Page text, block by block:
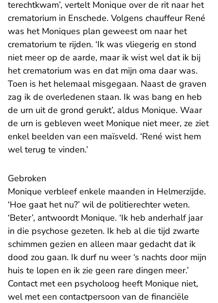
terechtkwam’, vertelt Monique over de rit naar het
crematorium in Enschede. Volgens chauffeur René
was het Moniques plan geweest om naar het
crematorium te rijden. ‘Ik was vliegerig en stond
niet meer op de aarde, maar ik wist wel dat ik bij
het crematorium was en dat mijn oma daar was.
Toen is het helemaal misgegaan. Naast de graven
zag ik de overledenen staan. Ik was bang en heb
de urn uit de grond gerukt’, aldus Monique. Waar
de urn is gebleven weet Monique niet meer, ze ziet
enkel beelden van een maïsveld. ‘René wist hem
wel terug te vinden.’
Gebroken
Monique verbleef enkele maanden in Helmerzijde.
‘Hoe gaat het nu?’ wil de politierechter weten.
‘Beter’, antwoordt Monique. ‘Ik heb anderhalf jaar
in die psychose gezeten. Ik heb al die tijd zwarte
schimmen gezien en alleen maar gedacht dat ik
dood zou gaan. Ik durf nu weer ‘s nachts door mijn
huis te lopen en ik zie geen rare dingen meer.’
Contact met een psycholoog heeft Monique niet,
wel met een contactpersoon van de financiële